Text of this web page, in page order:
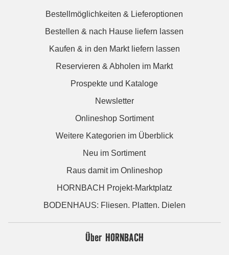
Bestellmöglichkeiten & Lieferoptionen
Bestellen & nach Hause liefern lassen
Kaufen & in den Markt liefern lassen
Reservieren & Abholen im Markt
Prospekte und Kataloge
Newsletter
Onlineshop Sortiment
Weitere Kategorien im Überblick
Neu im Sortiment
Raus damit im Onlineshop
HORNBACH Projekt-Marktplatz
BODENHAUS: Fliesen. Platten. Dielen
Über HORNBACH